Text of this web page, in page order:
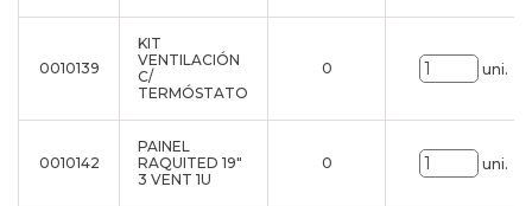
0010139
KIT
VENTILACIÓN
C/
TERMÓSTATO
0 uni.
0010142
PAINEL
RAQUITED 19"
3 VENT 1U
0 uni.